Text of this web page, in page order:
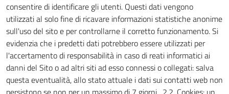
consentire di identificare gli utenti. Questi dati vengono
utilizzati al solo fine di ricavare informazioni statistiche anonime
sull'uso del sito e per controllarne il corretto funzionamento. Si
evidenzia che i predetti dati potrebbero essere utilizzati per
l'accertamento di responsabilità in caso di reati informatici ai
danni del Sito o ad altri siti ad esso connessi o collegati: salva
questa eventualità, allo stato attuale i dati sui contatti web non